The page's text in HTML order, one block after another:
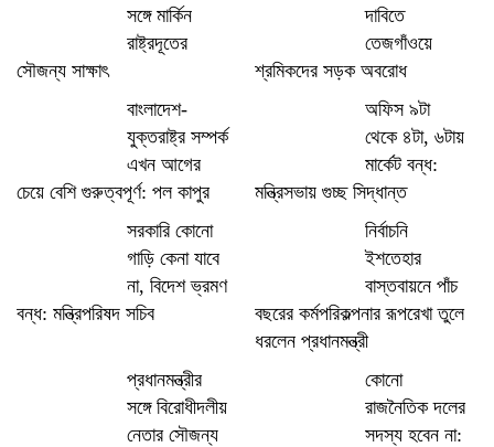
সঙ্গে মার্কিন
রাষ্ট্রদূতের
সৌজন্য সাক্ষাৎ
দাবিতে
তেজগাঁওয়ে
শ্রমিকদের সড়ক অবরোধ
বাংলাদেশ-
যুক্তরাষ্ট্র সম্পর্ক
এখন আগের
চেয়ে বেশি গুরুত্বপূর্ণ: পল কাপুর
অফিস ৯টা
থেকে ৪টা, ৬টায়
মার্কেট বন্ধ:
মন্ত্রিসভায় গুচ্ছ সিদ্ধান্ত
সরকারি কোনো
গাড়ি কেনা যাবে
না, বিদেশ ভ্রমণ
বন্ধ: মন্ত্রিপরিষদ সচিব
নির্বাচনি
ইশতেহার
বাস্তবায়নে পাঁচ
বছরের কর্মপরিকল্পনার রূপরেখা তুলে
ধরলেন প্রধানমন্ত্রী
প্রধানমন্ত্রীর
সঙ্গে বিরোধীদলীয়
নেতার সৌজন্য
কোনো
রাজনৈতিক দলের
সদস্য হবেন না: